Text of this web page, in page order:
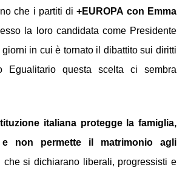
che i partiti di+EUROPA con Emma
la loro candidata come Presidente
in cui è tornato il dibattito sui diritti
questa scelta ci sembra
italiana protegge la famiglia,
non permette il matrimonio agli
si dichiarano liberali, progressisti e